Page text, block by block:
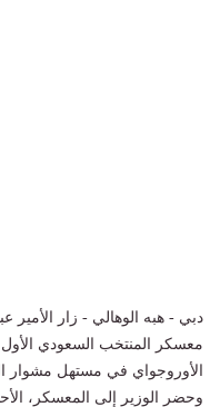
دبي - هبه الوهالي - زار الأمير
معسكر المنتخب السعودي
الأوروجواي في مستهل مشوار
وحضر الوزير إلى المعسكر،